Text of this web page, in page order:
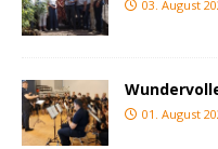
03. August
01. August